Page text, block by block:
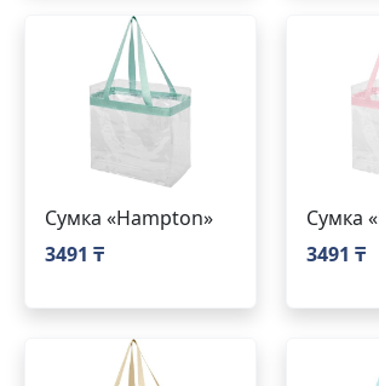
Сумка «Hampton»
3491 ₸
Сумка
3491 ₸